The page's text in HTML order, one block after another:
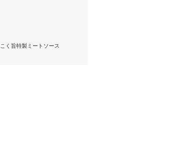
こく旨特製ミートソース